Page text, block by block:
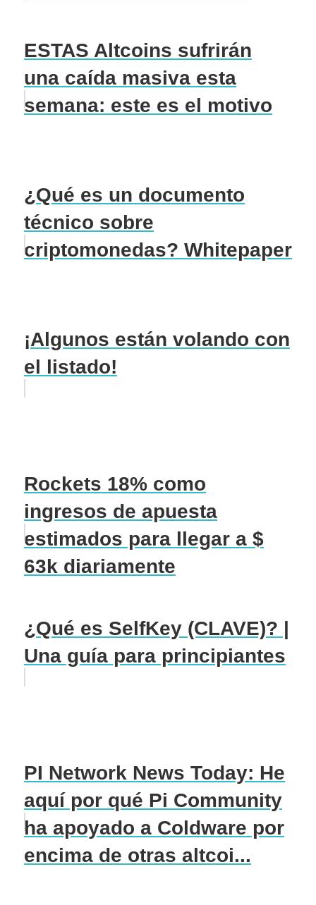
ESTAS Altcoins sufrirán
una caída masiva esta
semana: este es el motivo
¿Qué es un documento
técnico sobre
criptomonedas? Whitepaper
¡Algunos están volando con
el listado!
Rockets 18% como
ingresos de apuesta
estimados para llegar a $
63k diariamente
¿Qué es SelfKey (CLAVE)? |
Una guía para principiantes
PI Network News Today: He
aquí por qué Pi Community
ha apoyado a Coldware por
encima de otras altcoi...